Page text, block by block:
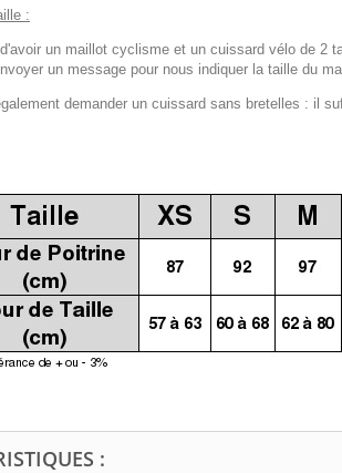
:
un maillot cyclisme et un cuissard vélo de 2
un message pour nous indiquer la taille du
demander un cuissard sans bretelles : il
: